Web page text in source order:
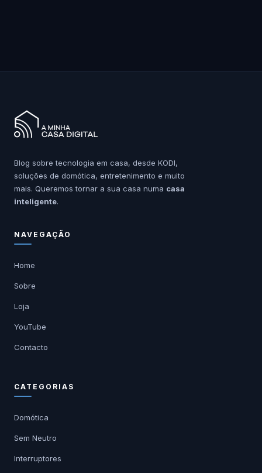
Blog sobre tecnologia em casa, desde KODI,
soluções de domótica, entretenimento e muito
mais. Queremos tornar a sua casa numa casa
inteligente.
NAVEGAÇÃO
Home
Sobre
Loja
YouTube
Contacto
CATEGORIAS
Domótica
Sem Neutro
Interruptores